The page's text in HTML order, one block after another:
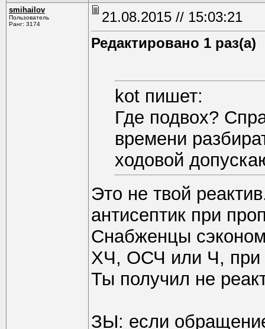
smihаilоv
Пользователь
Ранг: 3174
21.08.2015 // 15:03:21
Редактировано 1 раз(а)
kot пишет:
Где подвох?
времени
ходовой
Это не твой
антисептик при
Снабженцы
ХЧ, ОСЧ или Ч, при
Ты получил не
ЗЫ: если